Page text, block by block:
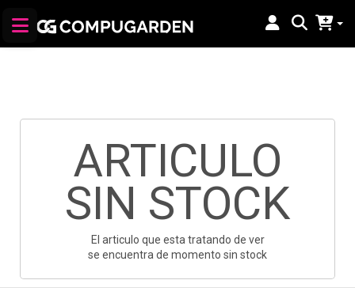
ARTICULO
SIN STOCK
El articulo que esta tratando de ver
se encuentra de momento sin stock